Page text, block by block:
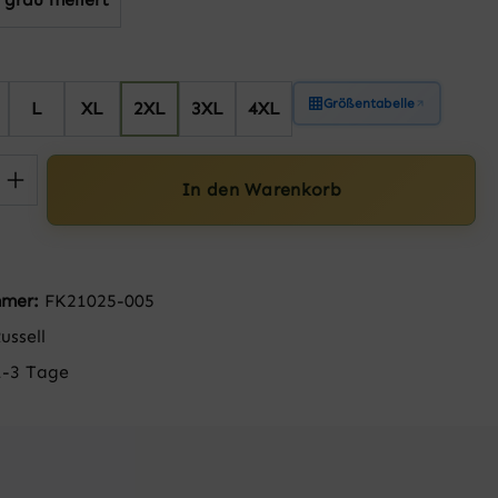
L XL 2XL 3XL 4XL Größentabelle
Gib den gewünschten Wert
In den Warenkorb
FK21025-005
3 Tage